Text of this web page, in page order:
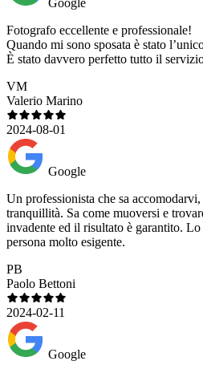
Fotografo eccellente e professionale!
Quando mi sono sposata è stato
È stato davvero perfetto tutto il
VM
Valerio Marino
2024-08-01
Google
Un professionista che sa
tranquillità. Sa come muoversi e
invadente ed il risultato è garantito. Lo
persona molto esigente.
PB
Paolo Bettoni
2024-02-11
Google